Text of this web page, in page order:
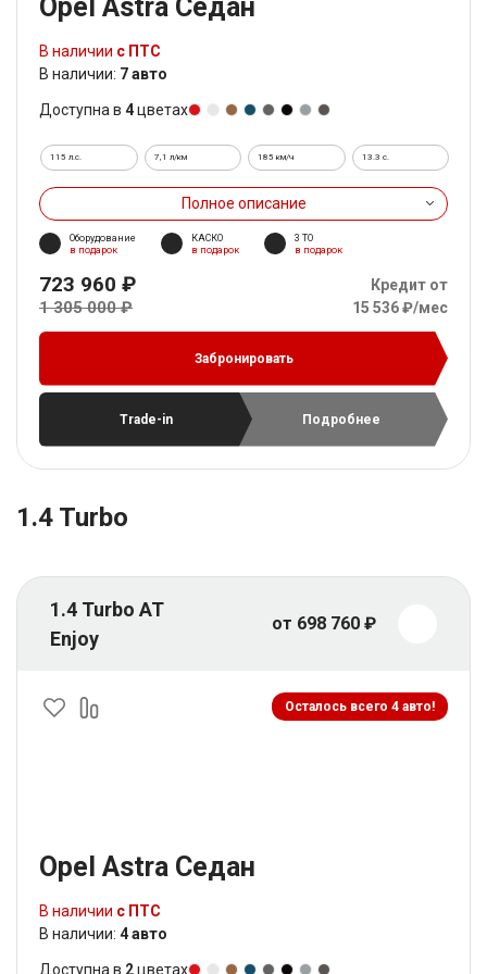
Opel Astra Седан
В наличии с ПТС
В наличии: 7 авто
Доступна в 4цветах
115 л.с. 7,1 л/км 185 км/ч 13.3 c.
Полное описание
Оборудование
в подарок
КАСКО
в подарок
3 ТО
в подарок
723 960 ₽
1 305 000 ₽
Кредит от
15 536 ₽/мес
Забронировать
Trade-in Подробнее
1.4 Turbo
1.4 Turbo AT
Enjoy
от 698 760 ₽
Осталось всего 4 авто!
Opel Astra Седан
В наличии с ПТС
В наличии: 4 авто
Доступна в 2цветах